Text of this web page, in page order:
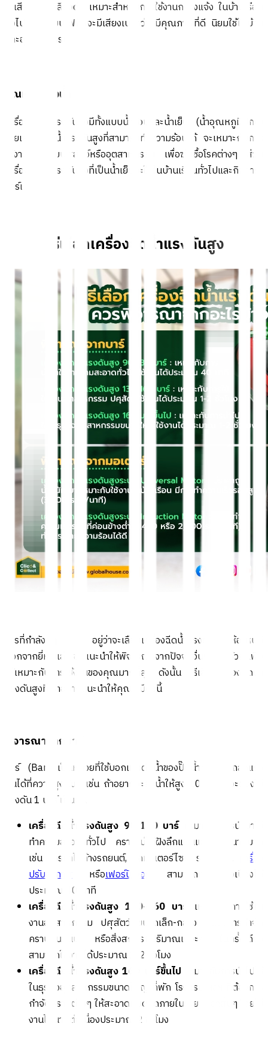
ไอเสียและส่งเสียงดัง เหมาะสำหรับการใช้งานกลางแจ้ง ในบ้านเรือน
ทั่วไป ส่วนแบบไฟฟ้าจะมีเสียงเบากว่า มีคุณภาพที่ดี นิยมใช้ในบ้าน
และอุตสาหกรรม
อุณหภูมิของน้ำ
เครื่องฉีดน้ำแรงดันสูงมีทั้งแบบน้ำร้อนและน้ำเย็น (น้ำอุณหภูมิปกติ)
โดยเครื่องฉีดน้ำแรงดันสูงที่สามารถทำความร้อนได้ จะเหมาะกับการ
ใช้งานในฟาร์มปศุสัตว์หรืออุตสาหกรรม เพื่อฆ่าเชื้อโรคต่างๆ ส่วน
เครื่องฉีดน้ำแรงดันสูงที่เป็นน้ำเย็นจะใช้ในบ้านเรือนทั่วไปและกิจการ
คาร์แคร์
วิธีเลือกเครื่องฉีดน้ำแรงดันสูง
ใครที่กำลังดูๆ อยู่ว่าจะเลือกเครื่องฉีดน้ำแรงดันสูงยี่ห้อไหนดี
นอกจากยี่ห้อแล้ว ขอแนะนำให้พิจารณาจากปัจจัยอื่นๆ ร่วมด้วย เพื่อ
ให้เหมาะกับการใช้งานของคุณมากที่สุด ดังนั้น วิธีเลือกเครื่องฉีดน้ำ
แรงดันสูงที่เราอยากแนะนำให้คุณรู้ มีดังนี้
พิจารณาจากบาร์
บาร์ (Bar) เป็นหน่วยที่ใช้บอกแรงดันน้ำของปั๊มน้ำที่สามารถส่งแรง
ดันได้ที่ความสูงนั้นๆ เช่น ถ้าอยากจะส่งน้ำให้สูง 10 เมตร จะต้องใช้
แรงดัน 1 บาร์ เป็นต้น
เครื่องฉีดน้ำแรงดันสูง 90-130 บาร์เหมาะกับการนำมาใช้
ทำความสะอาดทั่วไป คราบไม่ได้ฝังลึกแน่นและฝังมานานมาก
เช่น การนำไปล้างรถยนต์, รถมอเตอร์ไซค์, รถกระบะ,
เครื่อง
ปรับอากาศ หรือเฟอร์นิเจอร์
สามารถทำงานต่อเนื่องได้
ประมาณ 40 นาที
เครื่องฉีดน้ำแรงดันสูง 130-160 บาร์
เหมาะกับการใช้ใน
งานอุตสาหกรรม ปศุสัตว์ ขนาดเล็ก-กลาง ที่ต้องการกำจัด
คราบฝันแน่น หรือสิ่งสกปรกปริมาณเยอะๆ ในครั้งเดียว
สามารถใช้งานได้ประมาณ 1-2 ชั่วโมง
เครื่องฉีดน้ำแรงดันสูง 160 บาร์ขึ้นไป เหมาะกับการนำไปใช้
ในธุรกิจอุตสาหกรรมขนาดใหญ่ ที่พัก โรงแรม ฯลฯ ที่ต้องการ
กำจัดคราบต่างๆ ให้สะอาดหมดจดภายในระยะเวลาสั้นๆ โดยใช้
งานได้นานต่อเนื่องประมาณ 2 ชั่วโมง